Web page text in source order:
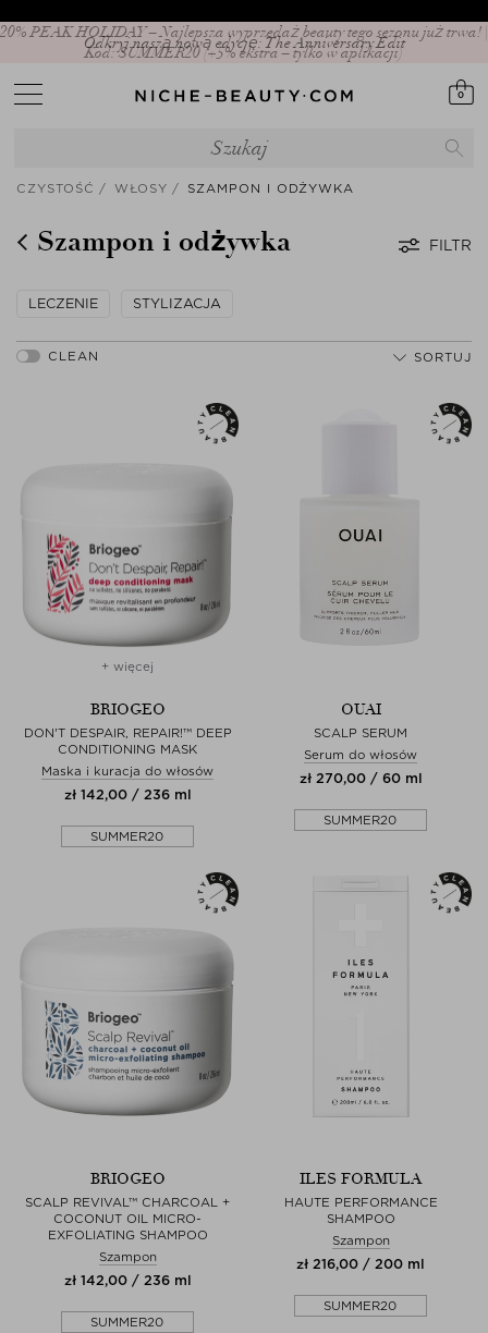
20% PEAK HOLIDAY – Najlepsza wyprzedaż beauty tego sezonu już trwa! |
Kod: SUMMER20 (+5% ekstra – tylko w aplikacji)
0
CZYSTOŚĆ WŁOSY SZAMPON I ODŻYWKA
Szampon i odżywka FILTR
LECZENIE STYLIZACJA
SORTUJ
+ więcej
BRIOGEO
DON'T DESPAIR, REPAIR!™ DEEP
CONDITIONING MASK
Maska i kuracja do włosów
zł 142,00 / 236 ml
SUMMER20
OUAI
SCALP SERUM
Serum do włosów
zł 270,00 / 60 ml
SUMMER20
BRIOGEO
SCALP REVIVAL™ CHARCOAL +
COCONUT OIL MICRO-
EXFOLIATING SHAMPOO
Szampon
zł 142,00 / 236 ml
SUMMER20
ILES FORMULA
HAUTE PERFORMANCE
SHAMPOO
Szampon
zł 216,00 / 200 ml
SUMMER20